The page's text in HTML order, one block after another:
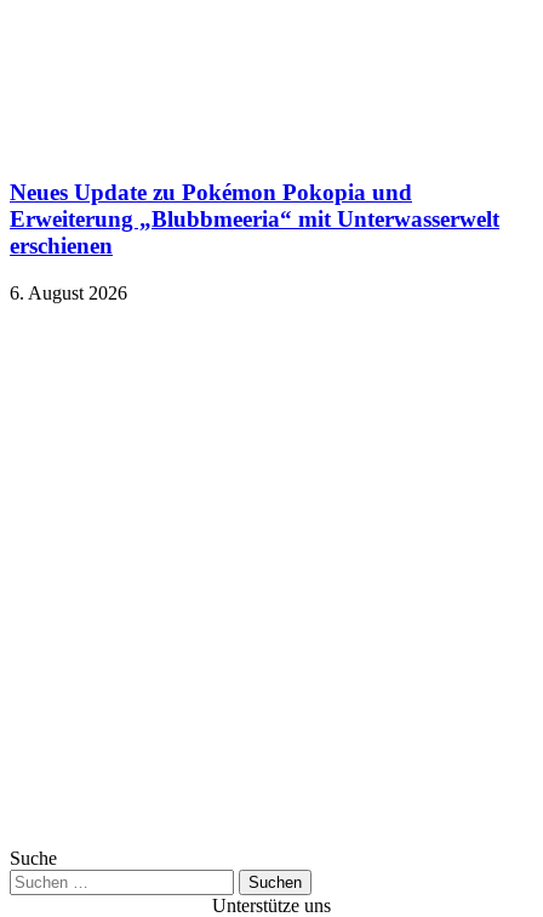
Neues Update zu Pokémon Pokopia und
Erweiterung „Blubbmeeria“ mit Unterwasserwelt
erschienen
6. August 2026
Suche
Suchen
nach:
Unterstütze uns